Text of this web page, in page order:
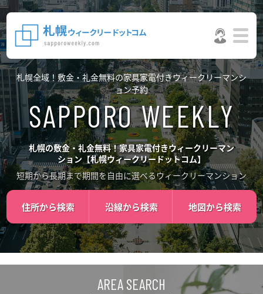
札幌全域！敷金・礼金無料の家具家電付きウィークリーマンシ
ョン予約
札幌の敷金・礼金無料！家具家電付きウィークリーマン
ション【札幌ウィークリードットコム】
短期から長期まで期間を自由に選べるウィークリーマンション
住所から検索 沿線から検索 地図から検索
AREA SEARCH